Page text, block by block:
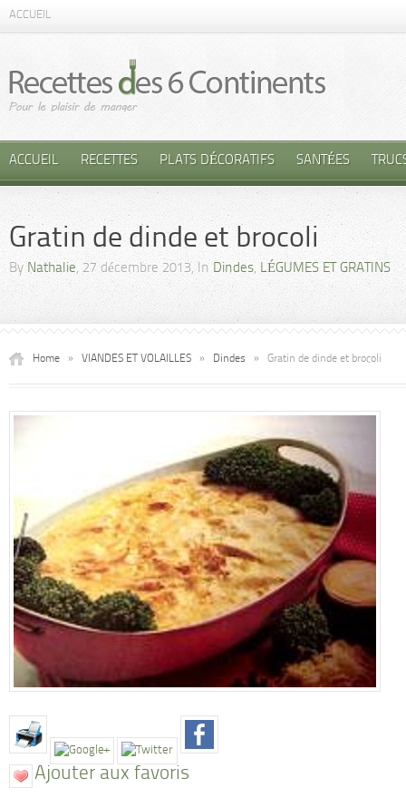
ACCUEIL
ACCUEIL RECETTES PLATS DÉCORATIFS SANTÉES
Gratin de dinde et brocoli
By Nathalie, 27 décembre 2013, In Dindes, LÉGUMES ET GRATINS
Home » VIANDES ET VOLAILLES » Dindes » Gratin de dinde et brocoli
Ajouter aux favoris